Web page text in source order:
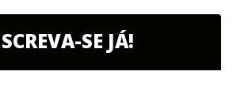
SE JÁ!